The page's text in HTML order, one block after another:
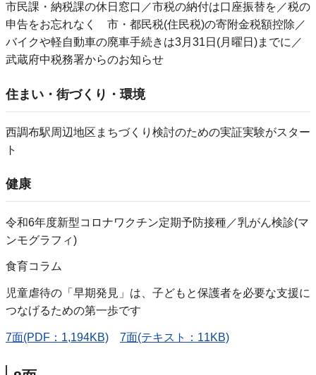
市民課・納税課の休日窓口／市税の納付は口座振替を／税の
申告をお忘れなく 市・都民税(住民税)の寄附金税額控除／
バイクや軽自動車の廃車手続きは3月31日(月曜日)までに／
武蔵府中税務署からのお知らせ
住まい・街づくり・環境
西調布駅周辺地区まちづくり検討のための実証実験がスター
ト
健康
令和6年度新型コロナワクチン定期予防接種／乳がん検診(マ
ンモグラフィ)
食育コラム
児童虐待の「早期発見」は、子どもと保護者を必要な支援に
つなげるための第一歩です
7面(PDF：1,194KB) 7面(テキスト：11KB)